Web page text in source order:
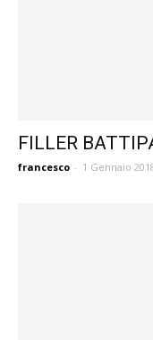
FILLER
francesco - 1 Gennaio